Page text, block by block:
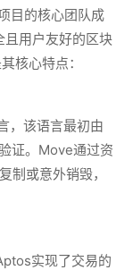
目的核心团队成
且用户友好的区块
核心特点：
，该语言最初由
证。Move通过资
制或意外销毁，
实现了交易的